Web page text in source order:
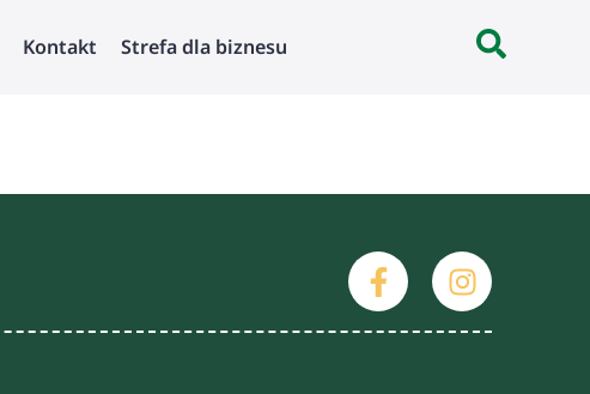
Kontakt Strefa dla biznesu